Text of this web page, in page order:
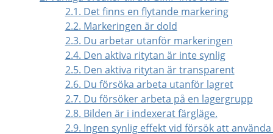
2.1. Det finns en flytande markering
2.2. Markeringen är dold
2.3. Du arbetar utanför markeringen
2.4. Den aktiva ritytan är inte synlig
2.5. Den aktiva ritytan är transparent
2.6. Du försöka arbeta utanför lagret
2.7. Du försöker arbeta på en lagergrupp
2.8. Bilden är i indexerat färgläge.
2.9. Ingen synlig effekt vid försök att